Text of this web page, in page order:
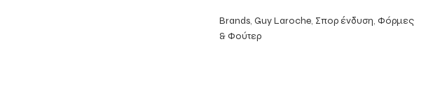
Brands, Guy Laroche, Σπορ ένδυση, Φόρμες
& Φούτερ